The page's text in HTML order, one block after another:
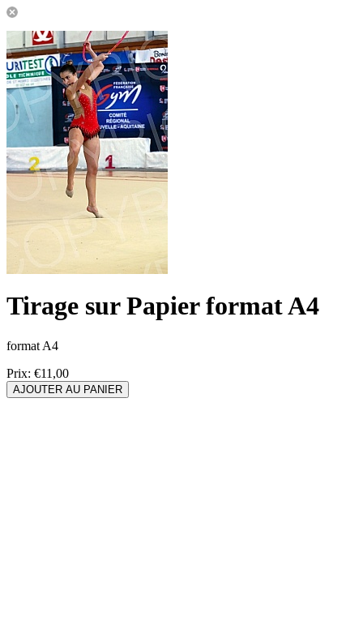
Tirage sur Papier format A4
format A4
Prix: €11,00